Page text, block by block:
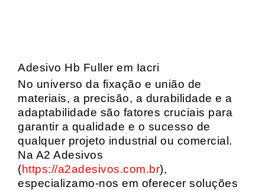
Adesivo Hb Fuller em Iacri
No universo da fixação e união de
materiais, a precisão, a durabilidade e a
adaptabilidade são fatores cruciais para
garantir a qualidade e o sucesso de
qualquer projeto industrial ou comercial.
Na A2 Adesivos
(https://a2adesivos.com.br),
especializamo-nos em oferecer soluções